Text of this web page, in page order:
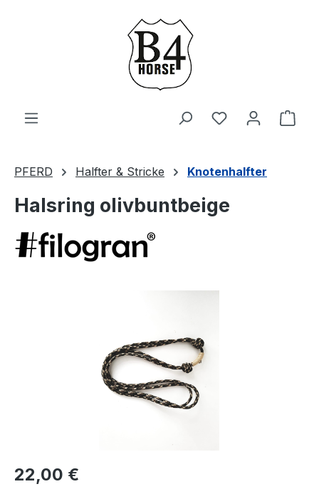
Zum Hauptinhalt springen
Du hast 0
PFERD Halfter & Stricke Knotenhalfter
Halsring olivbuntbeige
Regulärer Preis:
22,00 €